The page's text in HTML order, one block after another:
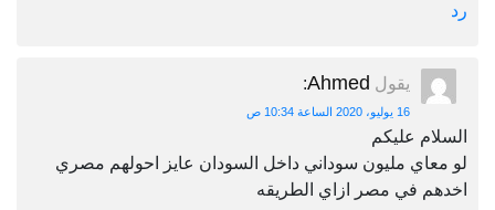
رد
يقول Ahmed
:
16 يوليو، 2020 الساعة 10:34 ص
السلام عليكم
لو معاي مليون سوداني داخل السودان عايز احولهم مصري
اخدهم في مصر ازاي الطريقه